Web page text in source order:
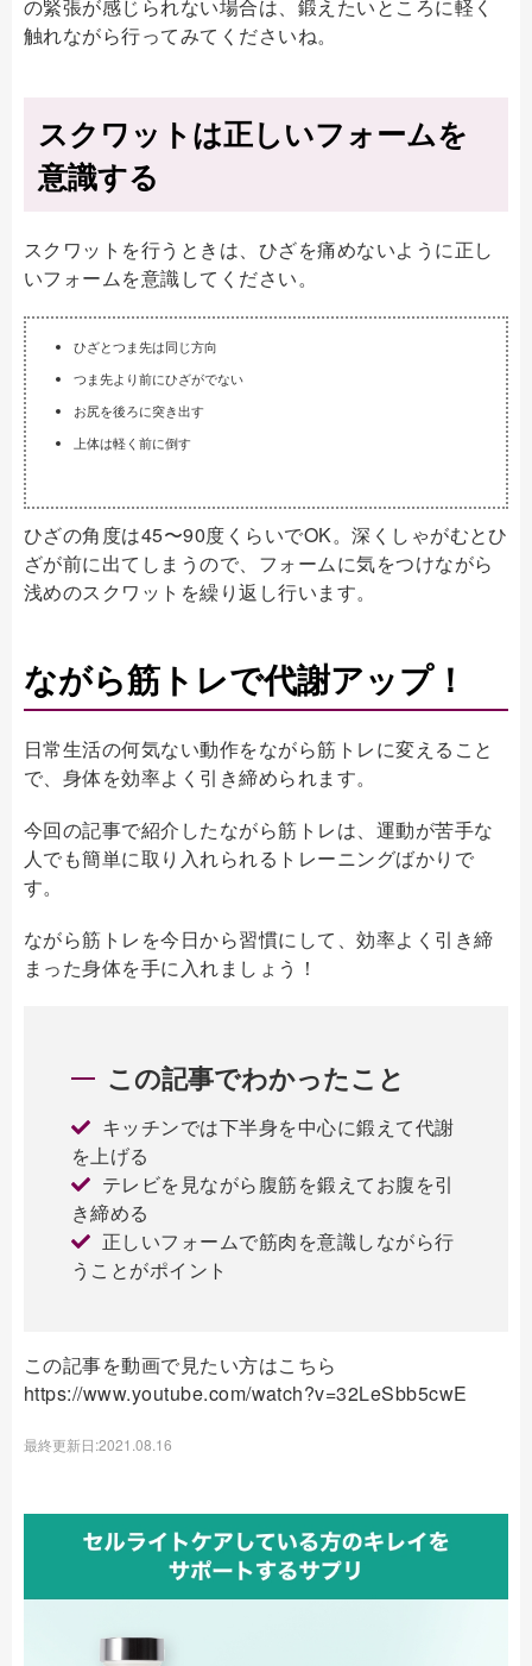
の緊張が感じられない場合は、鍛えたいところに軽く
触れながら行ってみてくださいね。
スクワットは正しいフォームを
意識する
スクワットを行うときは、ひざを痛めないように正し
いフォームを意識してください。
ひざとつま先は同じ方向
つま先より前にひざがでない
お尻を後ろに突き出す
上体は軽く前に倒す
ひざの角度は45〜90度くらいでOK。深くしゃがむとひ
ざが前に出てしまうので、フォームに気をつけながら
浅めのスクワットを繰り返し行います。
ながら筋トレで代謝アップ！
日常生活の何気ない動作をながら筋トレに変えること
で、身体を効率よく引き締められます。
今回の記事で紹介したながら筋トレは、運動が苦手な
人でも簡単に取り入れられるトレーニングばかりで
す。
ながら筋トレを今日から習慣にして、効率よく引き締
まった身体を手に入れましょう！
この記事でわかったこと
キッチンでは下半身を中心に鍛えて代謝
を上げる
テレビを見ながら腹筋を鍛えてお腹を引
き締める
正しいフォームで筋肉を意識しながら行
うことがポイント
この記事を動画で見たい方はこちら
https://www.youtube.com/watch?v=32LeSbb5cwE
最終更新日:2021.08.16